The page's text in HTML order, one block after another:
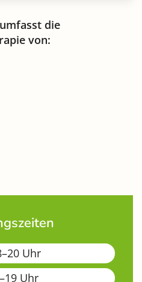
die
von:
Uhr
Uhr